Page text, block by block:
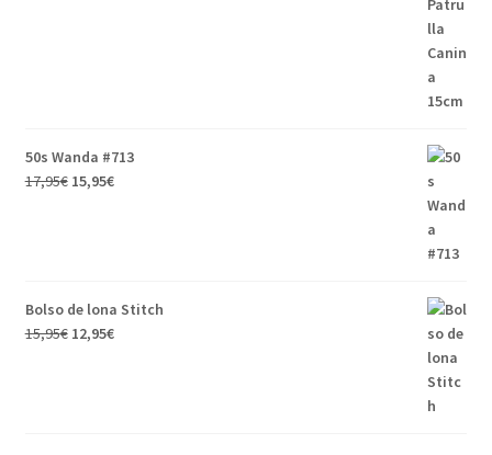
50s Wanda #713
17,95€ 15,95€
Bolso de lona Stitch
15,95€ 12,95€